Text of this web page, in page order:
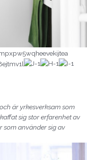
är yrkesverksam som
sig stor erfarenhet av
som använder sig av